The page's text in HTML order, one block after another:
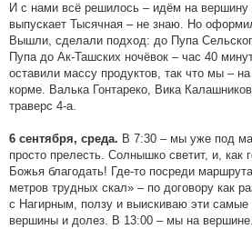
И с нами всё решилось – идём на вершину
выпускает Тысячная – не знаю. Но
Вышли, сделали подход: до Пупа
Пупа до Ак-Ташских ночёвок – час 40
оставили массу продуктов, так что мы –
корме. Валька Гонтареко, Вика
траверс 4-а.
6 сентября, среда. В 7:30 – мы уже под
просто прелесть. Солнышко светит, и, как
Божья благодать! Где-то посреди
метров трудных скал» – по договору как
с Нагирным, ползу и выискиваю эти самые
вершины и долез. В 13:00 – мы на